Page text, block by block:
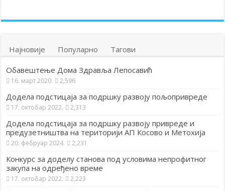
Најновије Популарно Тагови
Обавештење Дома Здравља Лепосавић
16. март 2020. 2,596
Додела подстицаја за подршку развоју пољопривреде
17. октобар 2022. 2,313
Додела подстицаја за подршку развоју привреде и
предузетништва на територији АП Косово и Метохија
20. фебруар 2024. 2,231
Конкурс за доделу станова под условима непрофитног
закупа на одређено време
17. октобар 2022. 2,223